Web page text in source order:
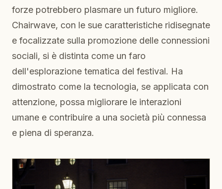
forze potrebbero plasmare un futuro migliore.
Chairwave, con le sue caratteristiche ridisegnate
e focalizzate sulla promozione delle connessioni
sociali, si è distinta come un faro
dell'esplorazione tematica del festival. Ha
dimostrato come la tecnologia, se applicata con
attenzione, possa migliorare le interazioni
umane e contribuire a una società più connessa
e piena di speranza.